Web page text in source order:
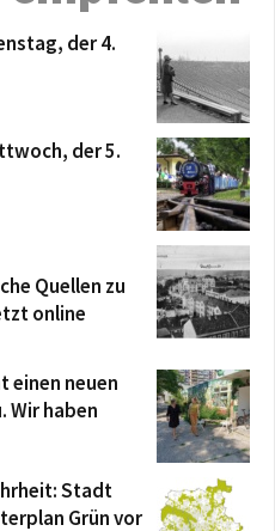
der 4.
der 5.
Quellen zu
online
einen neuen
Wir haben
Stadt
Grün vor